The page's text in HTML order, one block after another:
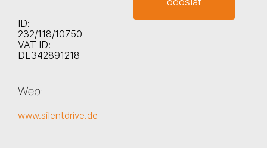
ID:
232/118/10750
VAT ID:
DE342891218
Web:
www.silentdrive.de